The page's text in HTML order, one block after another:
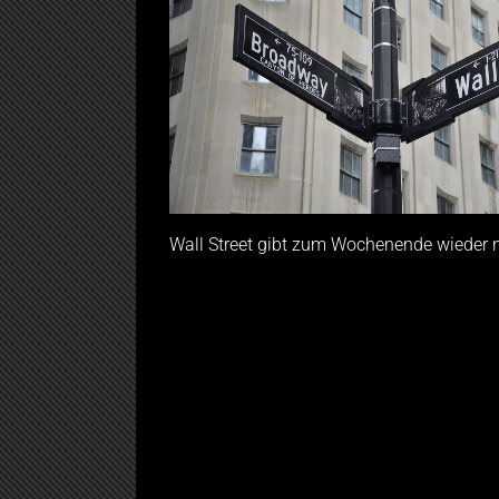
Wall Street gibt zum Wochenende wieder